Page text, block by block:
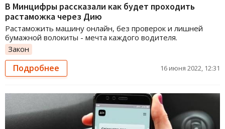
В Минцифры рассказали как будет проходить
растаможка через Дию
Растаможить машину онлайн, без проверок и лишней
бумажной волокиты - мечта каждого водителя.
Закон
Подробнее 16 июня 2022, 12:31